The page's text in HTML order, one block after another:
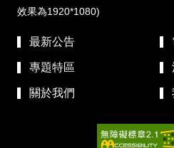
效果為1920*1080)
最新公告
專題特區
關於我們